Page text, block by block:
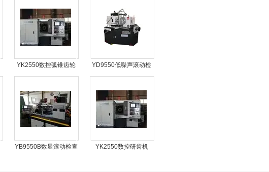
YK2550数控弧锥齿轮
研齿机
YD9550低噪声滚动检
查机
YB9550B数显滚动检查
YK2550数控研齿机